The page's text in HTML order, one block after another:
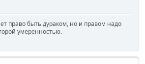
право быть дураком, но и правом надо
умеренностью.